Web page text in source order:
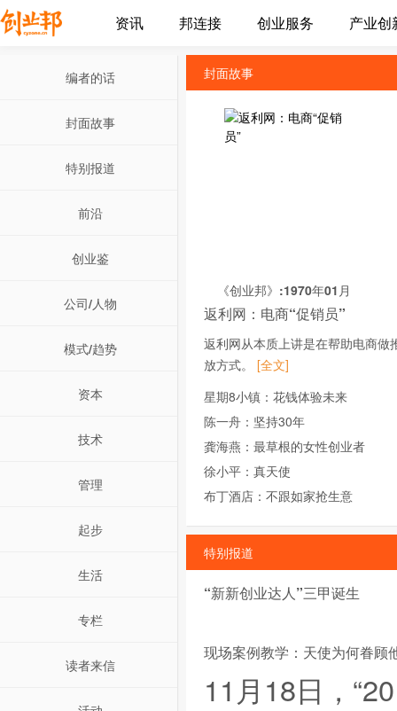
资讯 邦连接 创业服务 产业创
编者的话
封面故事
特别报道
前沿
创业鉴
公司/人物
模式/趋势
资本
技术
管理
起步
生活
专栏
读者来信
封面故事
《创业邦》:1970年01月
返利网：电商“促销员”
返利网从本质上讲是在帮助电商
放方式。 [全文]
星期8小镇：花钱体验未来
陈一舟：坚持30年
龚海燕：最草根的女性创业者
徐小平：真天使
布丁酒店：不跟如家抢生意
特别报道
“新新创业达人”三甲诞生
现场案例教学：天使为何眷顾
11月18日，